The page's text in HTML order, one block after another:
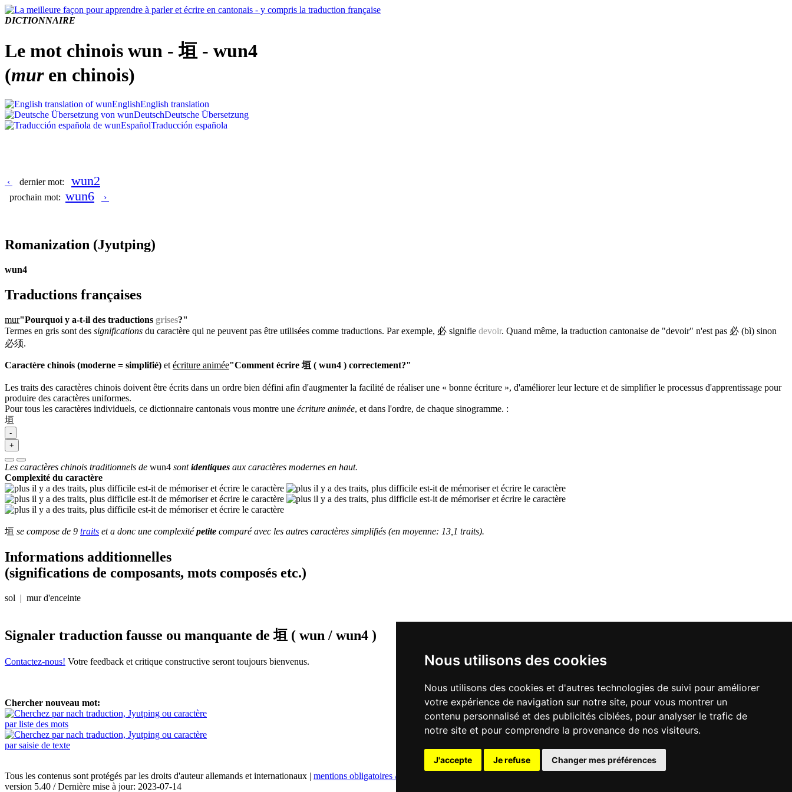
Nous utilisons des cookies
Nous utilisons des cookies et d'autres technologies de suivi pour améliorer
votre expérience de navigation sur notre site, pour vous montrer un
contenu personnalisé et des publicités ciblées, pour analyser le trafic de
notre site et pour comprendre la provenance de nos visiteurs.
J'accepte Je refuse Changer mes préférences
DICTIONNAIRE
Le mot chinois wun - 垣 - wun4
(muren chinois)
EnglishEnglish translation
DeutschDeutsche Übersetzung
EspañolTraducción española
‹ dernier mot: wun2
prochain mot: wun6 ›
Romanization (Jyutping)
wun4
Traductions françaises
mur"Pourquoi y a-t-il des traductions grises?"
Termes en gris sont des significations du caractère qui ne peuvent pas être utilisées comme traductions. Par exemple, 必 signifie devoir. Quand même, la traduction cantonaise de "devoir" n'est pas 必 (bì) sinon
必须.
Caractère chinois (moderne = simplifié) et écriture animée"Comment écrire 垣 ( wun4 ) correctement?"
Les traits des caractères chinois doivent être écrits dans un ordre bien défini afin d'augmenter la facilité de réaliser une « bonne écriture », d'améliorer leur lecture et de simplifier le processus d'apprentissage pour
produire des caractères uniformes.
Pour tous les caractères individuels, ce dictionnaire cantonais vous montre une écriture animée, et dans l'ordre, de chaque sinogramme. :
垣
-
+
Les caractères chinois traditionnels de wun4 sontidentiques aux caractères modernes en haut.
Complexité du caractère
垣 se compose de 9 traits et a donc une complexitépetite comparé avec les autres caractères simplifiés (en moyenne: 13,1 traits).
Informations additionnelles
(significations de composants, mots composés etc.)
sol | mur d'enceinte
Signaler traduction fausse ou manquante de垣 ( wun / wun4 )
Contactez-nous! Votre feedback et critique constructive seront toujours bienvenus.
Chercher nouveau mot:
par liste des mots
par saisie de texte
Tous les contenus sont protégés par les droits d'auteur allemands et internationaux | mentions obligatoires / contact
version 5.40 / Dernière mise à jour: 2023-07-14